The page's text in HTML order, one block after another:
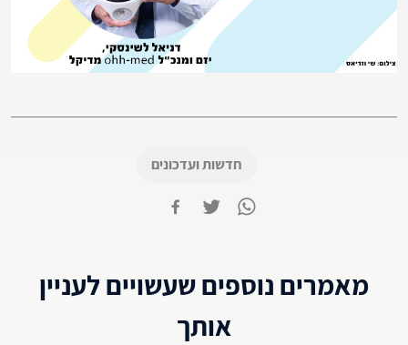
חדשות ועדכונים
מאמרים נוספים שעשויים לעניין
אותך